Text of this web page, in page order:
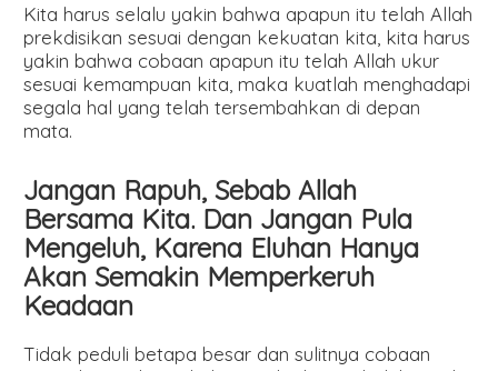
Kita harus selalu yakin bahwa apapun itu telah Allah
prekdisikan sesuai dengan kekuatan kita, kita harus
yakin bahwa cobaan apapun itu telah Allah ukur
sesuai kemampuan kita, maka kuatlah menghadapi
segala hal yang telah tersembahkan di depan
mata.
Jangan Rapuh, Sebab Allah
Bersama Kita. Dan Jangan Pula
Mengeluh, Karena Eluhan Hanya
Akan Semakin Memperkeruh
Keadaan
Tidak peduli betapa besar dan sulitnya cobaan